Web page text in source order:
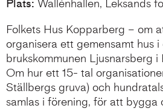
Plats: Wallénhallen, Leksands
Folkets Hus Kopparberg – om
organisera ett gemensamt hus i
brukskommunen Ljusnarsberg i
Om hur ett 15- tal
Ställbergs gruva) och
samlas i förening, för att bygga